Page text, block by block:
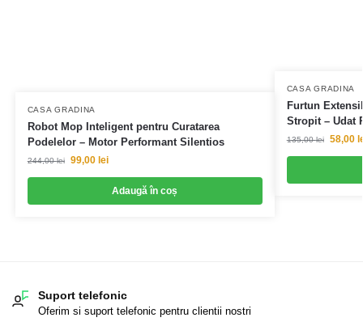
CASA GRADINA
Robot Mop Inteligent pentru Curatarea
Podelelor – Motor Performant Silentios
244,00lei 99,00 lei
Adaugă în coș
CASA GRADINA
Furtun
Stropit – Udat
135,00lei 58,00
Suport telefonic
Oferim si suport telefonic pentru clientii nostri